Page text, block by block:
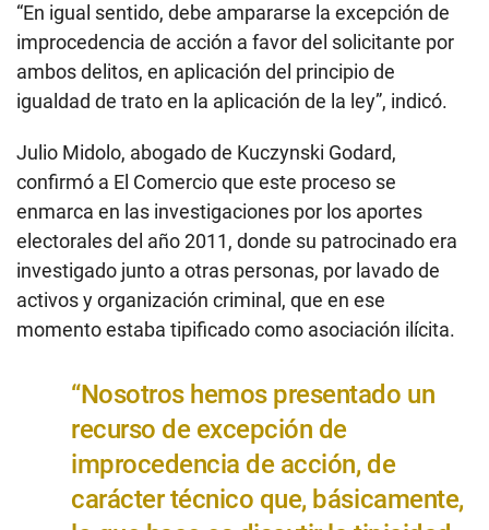
“En igual sentido, debe ampararse la excepción de
improcedencia de acción a favor del solicitante por
ambos delitos, en aplicación del principio de
igualdad de trato en la aplicación de la ley”, indicó.
Julio Midolo, abogado de Kuczynski Godard,
confirmó a El Comercio que este proceso se
enmarca en las investigaciones por los aportes
electorales del año 2011, donde su patrocinado era
investigado junto a otras personas, por lavado de
activos y organización criminal, que en ese
momento estaba tipificado como asociación ilícita.
“Nosotros hemos presentado un
recurso de excepción de
improcedencia de acción, de
carácter técnico que, básicamente,